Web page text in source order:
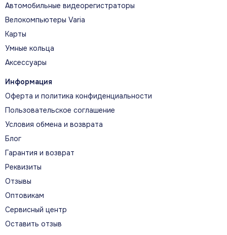
Автомобильные видеорегистраторы
Велокомпьютеры Varia
Карты
Умные кольца
Аксессуары
Информация
Оферта и политика конфиденциальности
Пользовательское соглашение
Условия обмена и возврата
Блог
Гарантия и возврат
Реквизиты
Отзывы
Оптовикам
Сервисный центр
Оставить отзыв